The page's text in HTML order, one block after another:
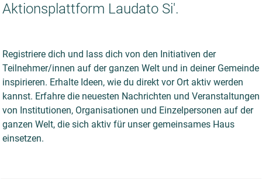
Aktionsplattform Laudato Si'.
Registriere dich und lass dich von den Initiativen der
Teilnehmer/innen auf der ganzen Welt und in deiner Gemeinde
inspirieren. Erhalte Ideen, wie du direkt vor Ort aktiv werden
kannst. Erfahre die neuesten Nachrichten und Veranstaltungen
von Institutionen, Organisationen und Einzelpersonen auf der
ganzen Welt, die sich aktiv für unser gemeinsames Haus
einsetzen.